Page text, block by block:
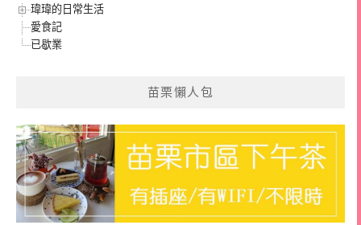
瑋瑋的日常生活
愛食記
已歇業
苗栗懶人包